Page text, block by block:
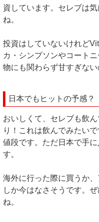
資しています。セレブは
ね。
投資はしていないけれど
カ・シンプソンやコート
物にも関わらず甘すぎない
日本でもヒットの予感？
おいしくて、セレブも飲
り！これは飲んでみたい
値段です。ただ日本で手
す。
海外に行った際に買うか
しか今はなさそうです。
ね。